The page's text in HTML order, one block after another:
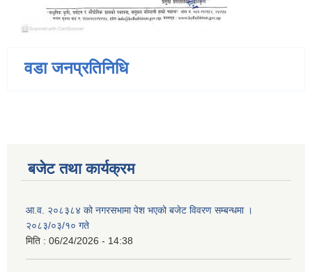
वडा जनप्रतिनिधि
बजेट तथा कार्यक्रम
आ.व. २०८३८४ को नगरसभामा पेश भएको बजेट विवरण सम्बन्धमा ।
२०८३/०३/१० गते
मिति : 06/24/2026 - 14:38